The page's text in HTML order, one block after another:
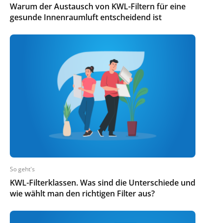
Warum der Austausch von KWL-Filtern für eine
gesunde Innenraumluft entscheidend ist
So geht's
KWL-Filterklassen. Was sind die Unterschiede und
wie wählt man den richtigen Filter aus?